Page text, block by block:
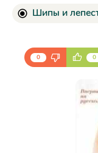
Шипы и
0 0